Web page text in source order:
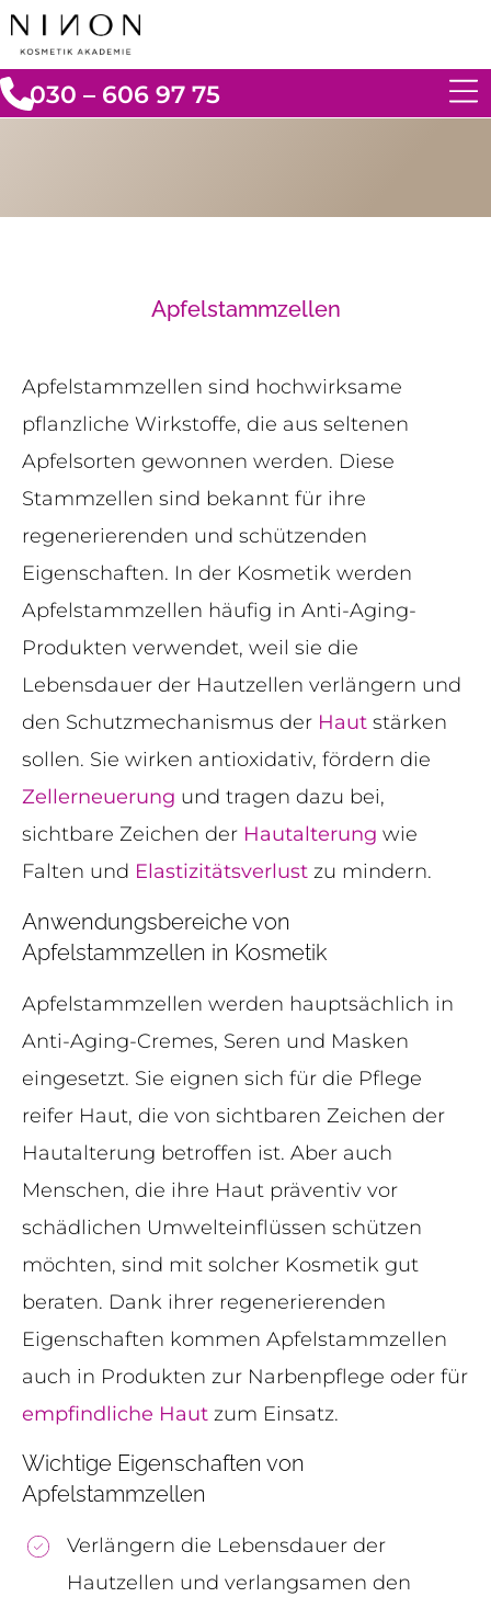
030 – 606 97 75
Apfelstammzellen
Apfelstammzellen sind hochwirksame
pflanzliche Wirkstoffe, die aus seltenen
Apfelsorten gewonnen werden. Diese
Stammzellen sind bekannt für ihre
regenerierenden und schützenden
Eigenschaften. In der Kosmetik werden
Apfelstammzellen häufig in Anti-Aging-
Produkten verwendet, weil sie die
Lebensdauer der Hautzellen verlängern und
den Schutzmechanismus der Haut stärken
sollen. Sie wirken antioxidativ, fördern die
Zellerneuerung und tragen dazu bei,
sichtbare Zeichen der Hautalterung wie
Falten und Elastizitätsverlust zu mindern.
Anwendungsbereiche von
Apfelstammzellen in Kosmetik
Apfelstammzellen werden hauptsächlich in
Anti-Aging-Cremes, Seren und Masken
eingesetzt. Sie eignen sich für die Pflege
reifer Haut, die von sichtbaren Zeichen der
Hautalterung betroffen ist. Aber auch
Menschen, die ihre Haut präventiv vor
schädlichen Umwelteinflüssen schützen
möchten, sind mit solcher Kosmetik gut
beraten. Dank ihrer regenerierenden
Eigenschaften kommen Apfelstammzellen
auch in Produkten zur Narbenpflege oder für
empfindliche Haut zum Einsatz.
Wichtige Eigenschaften von
Apfelstammzellen
Verlängern die Lebensdauer der
Hautzellen und verlangsamen den